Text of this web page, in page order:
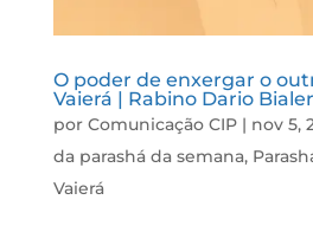
O poder de enxergar o
Vaierá | Rabino Dario Bialer
por Comunicação CIP| nov 5,
da parashá da semana,
Vaierá